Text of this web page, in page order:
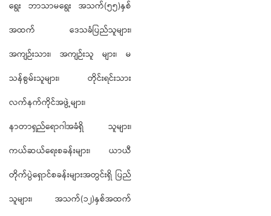
ရွေး ဘာသာမရွေး အသက်(၅၅)နှစ်
အထက် ဒေသခံပြည်သူများ၊
အကျဉ်းသား၊ အကျဉ်းသူ များ၊ မ
သန်စွမ်းသူများ၊ တိုင်းရင်းသား
လက်နက်ကိုင်အဖွဲ့များ၊
နာတာရှည်ရောဂါအခံရှိ သူများ၊
ကယ်ဆယ်ရေးစခန်းများ၊ ယာယီ
တိုက်ပွဲရှောင်စခန်းများအတွင်းရှိ ပြည်
သူများ၊ အသက်(၁၂)နှစ်အထက်